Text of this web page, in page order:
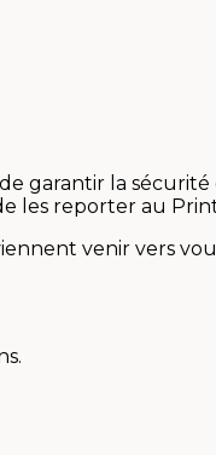
garantir la sécurité
les reporter au
venir vers